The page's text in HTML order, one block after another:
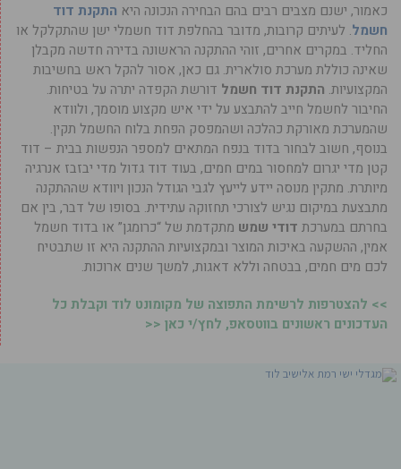
כאמור, ישנם מצבים רבים בהם הבחירה הנכונה היא התקנת דוד
חשמל. לעיתים קרובות, מדובר בהחלפת דוד חשמלי ישן שהתקלקל או
החליד. במקרים אחרים, זוהי ההתקנה הראשונה בדירה חדשה מקבלן
שאינה כוללת מערכת סולארית. גם כאן, אסור להקל ראש בחשיבות
המקצועיות. התקנת דוד חשמל דורשת הקפדה יתרה על בטיחות.
החיבור לחשמל חייב להתבצע על ידי איש מקצוע מוסמך, ולוודא
שהמערכת מאורקת כהלכה ושהמפסק הפחת בלוח החשמל תקין.
בנוסף, חשוב לבחור בדוד בנפח המתאים למספר הנפשות בבית – דוד
קטן מדי יגרום למחסור במים חמים, בעוד דוד גדול מדי יבזבז אנרגיה
מיותרת. מתקין מנוסה יידע לייעץ לגבי הגודל הנכון ויוודא שההתקנה
מתבצעת במיקום נגיש לצורכי תחזוקה עתידית. בסופו של דבר, בין אם
בחרתם במערכת דודי שמש מתקדמת של “כרומגן” או בדוד חשמל
אמין, ההשקעה באיכות המוצר ובמקצועיות ההתקנה היא זו שתבטיח
לכם מים חמים, בבטחה וללא דאגות, למשך שנים ארוכות.
>> להצטרפות לרשימת התפוצה של מקומונט לוד וקבלת כל
העדכונים ראשונים בווטסאפ, לחץ/י כאן <<